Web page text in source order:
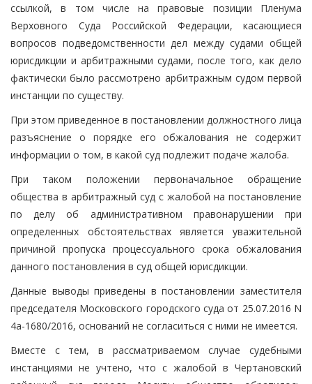
ссылкой, в том числе на правовые позиции Пленума
Верховного Суда Российской Федерации, касающиеся
вопросов подведомственности дел между судами общей
юрисдикции и арбитражными судами, после того, как дело
фактически было рассмотрено арбитражным судом первой
инстанции по существу.
При этом приведенное в постановлении должностного лица
разъяснение о порядке его обжалования не содержит
информации о том, в какой суд подлежит подаче жалоба.
При таком положении первоначальное обращение
общества в арбитражный суд с жалобой на постановление
по делу об административном правонарушении при
определенных обстоятельствах является уважительной
причиной пропуска процессуального срока обжалования
данного постановления в суд общей юрисдикции.
Данные выводы приведены в постановлении заместителя
председателя Московского городского суда от 25.07.2016 N
4а-1680/2016, оснований не согласиться с ними не имеется.
Вместе с тем, в рассматриваемом случае судебными
инстанциями не учтено, что с жалобой в Чертановский